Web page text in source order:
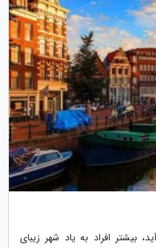
بیشتر افراد به یاد شهر زیبای